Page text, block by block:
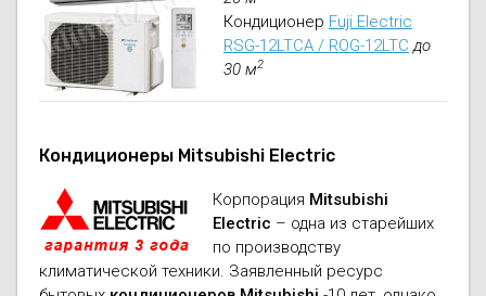
Кондиционер Fuji Electric
RSG-12LTCA / ROG-12LTC до
30 м2
Кондиционеры Mitsubishi Electric
Корпорация Mitsubishi
Electric – одна из старейших
по производству
климатической техники. Заявленный ресурс